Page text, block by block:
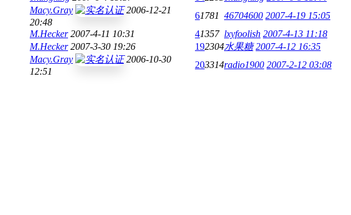
Macy.Gray
2006-12-21
20:48
61781 46704600 2007-4-19 15:05
M.Hecker 2007-4-11 10:31 41357 lxyfoolish 2007-4-13 11:18
M.Hecker 2007-3-30 19:26 192304水果糖 2007-4-12 16:35
Macy.Gray
2006-10-30
12:51
203314radio1900 2007-2-12 03:08